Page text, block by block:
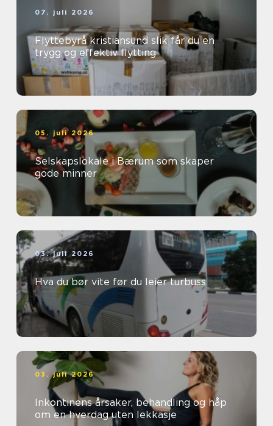
07. juli 2026
Flyttebyrå kristiansund slik får du en
trygg og effektiv flytting
05. juli 2026
Selskapslokale i Bærum som skaper
gode minner
03. juli 2026
Hva du bør vite før du leier turbuss
03. juli 2026
Inkontinens årsaker, behandling og håp
om en hverdag uten lekkasje